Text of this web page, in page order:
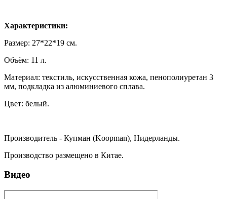
Характеристики:
Размер: 27*22*19 см.
Объём: 11 л.
Материал: текстиль, искусственная кожа, пенополиуретан 3
мм, подкладка из алюминиевого сплава.
Цвет: белый.
Производитель - Купман (Koopman), Нидерланды.
Производство размещено в Китае.
Видео